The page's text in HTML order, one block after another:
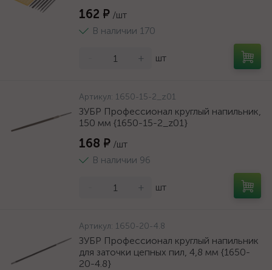
162 ₽ /шт
В наличии 170
+ шт
Артикул: 1650-15-2_z01
ЗУБР Профессионал круглый напильник,
150 мм {1650-15-2_z01}
168 ₽ /шт
В наличии 96
+ шт
Артикул: 1650-20-4.8
ЗУБР Профессионал круглый напильник
для заточки цепных пил, 4,8 мм {1650-
20-4.8}